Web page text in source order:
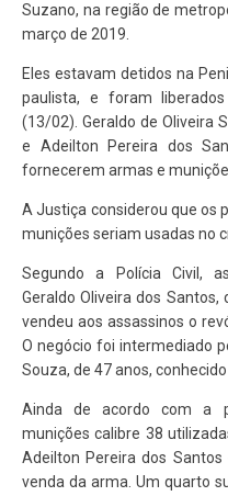
Suzano, na região de
março de 2019.
Eles estavam detidos na
paulista, e foram
(13/02). Geraldo de Oliveira
e Adeilton Pereira dos
fornecerem armas e
A Justiça considerou que os
munições seriam usadas no
Segundo a Polícia Civil,
Geraldo Oliveira dos Santos,
vendeu aos assassinos o
O negócio foi intermediado
Souza, de 47 anos,
Ainda de acordo com a
munições calibre 38
Adeilton Pereira dos
venda da arma. Um quarto